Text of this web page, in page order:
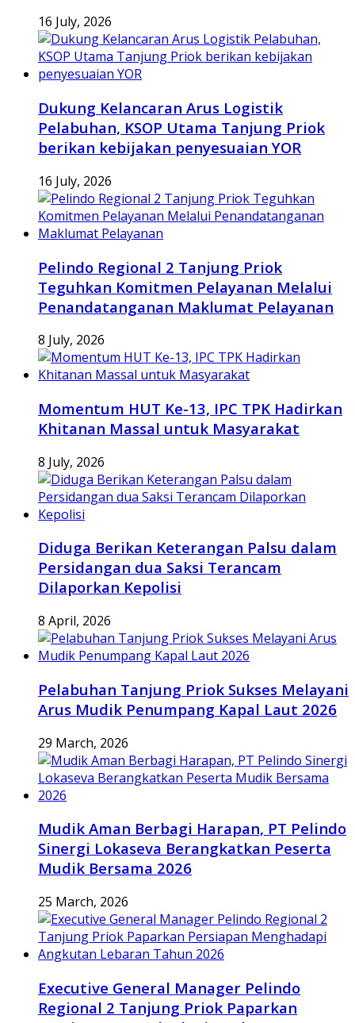
16 July, 2026
Dukung Kelancaran Arus Logistik
Pelabuhan, KSOP Utama Tanjung Priok
berikan kebijakan penyesuaian YOR
16 July, 2026
Pelindo Regional 2 Tanjung Priok
Teguhkan Komitmen Pelayanan Melalui
Penandatanganan Maklumat Pelayanan
8 July, 2026
Momentum HUT Ke-13, IPC TPK Hadirkan
Khitanan Massal untuk Masyarakat
8 July, 2026
Diduga Berikan Keterangan Palsu dalam
Persidangan dua Saksi Terancam
Dilaporkan Kepolisi
8 April, 2026
Pelabuhan Tanjung Priok Sukses Melayani
Arus Mudik Penumpang Kapal Laut 2026
29 March, 2026
Mudik Aman Berbagi Harapan, PT Pelindo
Sinergi Lokaseva Berangkatkan Peserta
Mudik Bersama 2026
25 March, 2026
Executive General Manager Pelindo
Regional 2 Tanjung Priok Paparkan